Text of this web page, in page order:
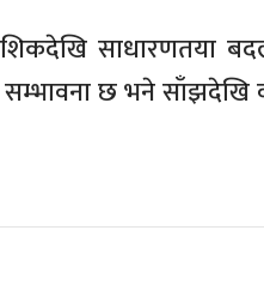
साधारणतया
सम्भावना छ भने साँझदेखि